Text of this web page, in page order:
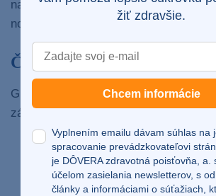
natoľko vysoká, aby sme ju
no
zvyšuje riziko jej rozvoja.
Čo je glykemický profil?
Glykemický profil zahŕňa sledovanie a
záznamu hladiny glykémie počas dňa.
malý glykemický profil–
ráno nalačno, pred jedlom a 2
veľký glykemický profil–
žiť zdravšie.
Chcem informácie
Vyplnením emailu dávam súhlas na
spracovanie prevádzkovateľovi
je DÔVERA zdravotná poisťovňa, a.
účelom zasielania newsletterov, s
články a informáciami o súťažiach,